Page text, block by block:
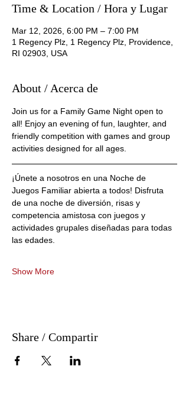
Time & Location / Hora y Lugar
Mar 12, 2026, 6:00 PM – 7:00 PM
1 Regency Plz, 1 Regency Plz, Providence,
RI 02903, USA
About / Acerca de
Join us for a Family Game Night open to
all! Enjoy an evening of fun, laughter, and
friendly competition with games and group
activities designed for all ages.
¡Únete a nosotros en una Noche de
Juegos Familiar abierta a todos! Disfruta
de una noche de diversión, risas y
competencia amistosa con juegos y
actividades grupales diseñadas para todas
las edades.
Show More
Share / Compartir